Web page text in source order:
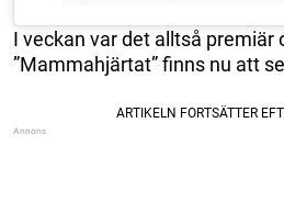
I veckan var det alltså premiär
”Mammahjärtat” finns nu att